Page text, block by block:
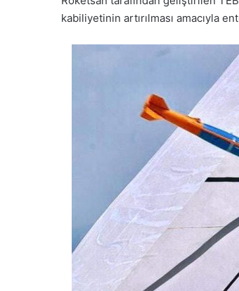
kabiliyetinin artırılması amacıyla